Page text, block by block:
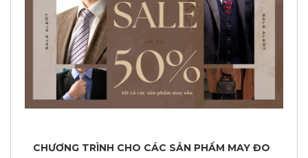
CHƯƠNG TRÌNH CHO CÁC SẢN PHẨM MAY ĐO